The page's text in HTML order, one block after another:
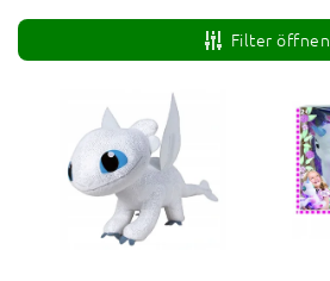
Günstigste
Teuerste
Alphabetisch
Filter öffnen